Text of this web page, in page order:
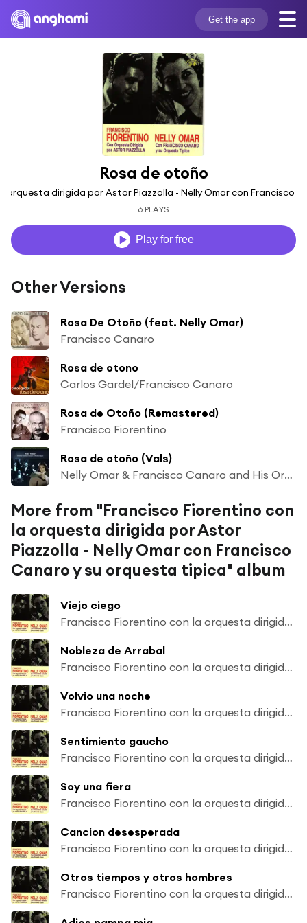
Get the app
Rosa de otoño
orquesta dirigida por Astor Piazzolla - Nelly Omar con Francisco
6 PLAYS
Play for free
Other Versions
Rosa De Otoño (feat. Nelly Omar)
Francisco Canaro
Rosa de otono
Carlos Gardel/Francisco Canaro
Rosa de Otoño (Remastered)
Francisco Fiorentino
Rosa de otoño (Vals)
Nelly Omar & Francisco Canaro and His Orchestra
More from "Francisco Fiorentino con
la orquesta dirigida por Astor
Piazzolla - Nelly Omar con Francisco
Canaro y su orquesta tipica" album
Viejo ciego
Francisco Fiorentino con la orquesta dirigida por Astor Piazzolla - Nelly Omar con Francisco Canaro y su orquesta tipica
Nobleza de Arrabal
Francisco Fiorentino con la orquesta dirigida por Astor Piazzolla - Nelly Omar con Francisco Canaro y su orquesta tipica
Volvio una noche
Francisco Fiorentino con la orquesta dirigida por Astor Piazzolla - Nelly Omar con Francisco Canaro y su orquesta tipica
Sentimiento gaucho
Francisco Fiorentino con la orquesta dirigida por Astor Piazzolla - Nelly Omar con Francisco Canaro y su orquesta tipica
Soy una fiera
Francisco Fiorentino con la orquesta dirigida por Astor Piazzolla - Nelly Omar con Francisco Canaro y su orquesta tipica
Cancion desesperada
Francisco Fiorentino con la orquesta dirigida por Astor Piazzolla - Nelly Omar con Francisco Canaro y su orquesta tipica
Otros tiempos y otros hombres
Francisco Fiorentino con la orquesta dirigida por Astor Piazzolla - Nelly Omar con Francisco Canaro y su orquesta tipica